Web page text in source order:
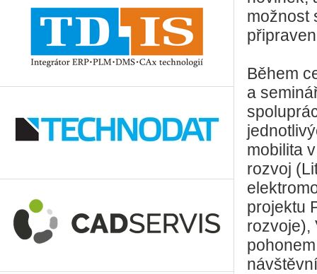
možnost
Během
a
mobilita
rozvoj
projektu
rozvoje),